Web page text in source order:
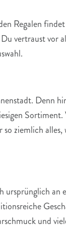
Regalen
vertraust vor
Denn
ziemlich
ursprünglich
und